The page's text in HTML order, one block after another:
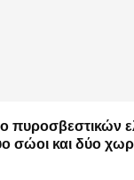
πυροσβεστικών
και δύο